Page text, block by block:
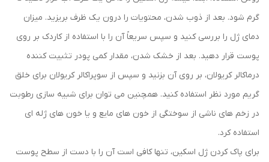
گرم شود. بعد از ذوب شدن، محتویات را درون یک ظرف بریزید. میزان
دمای ژل را بررسی کنید و سپس سریعاً آن را با استفاده از کاردک بر روی
پوست قرار دهید. بعد از خشک شدن، مقدار کمی پودر تثبیت کننده
درماکالر کریولان، بر روی آن بزنید و سپس از سوپراکالر کریولان برای خلق
گریم مورد نظر استفاده کنید. همچنین می توان برای شبیه سازی رطوبت
در زخم های ناشی از سوختگی از خون های مایع و یا خون های ژله ای
استفاده کرد.
برای پاک کردن ژل اسکین، تنها کافی است آن را با دست از سطح پوست